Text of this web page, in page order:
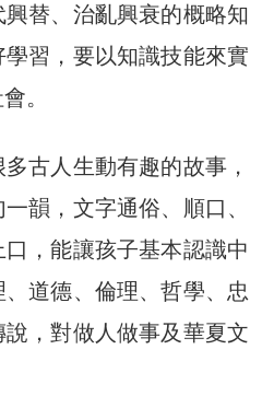
替、治亂興衰的概略知
習，要以知識技能來實
。
古人生動有趣的故事，
韻，文字通俗、順口、
，能讓孩子基本認識中
道德、倫理、哲學、忠
，對做人做事及華夏文